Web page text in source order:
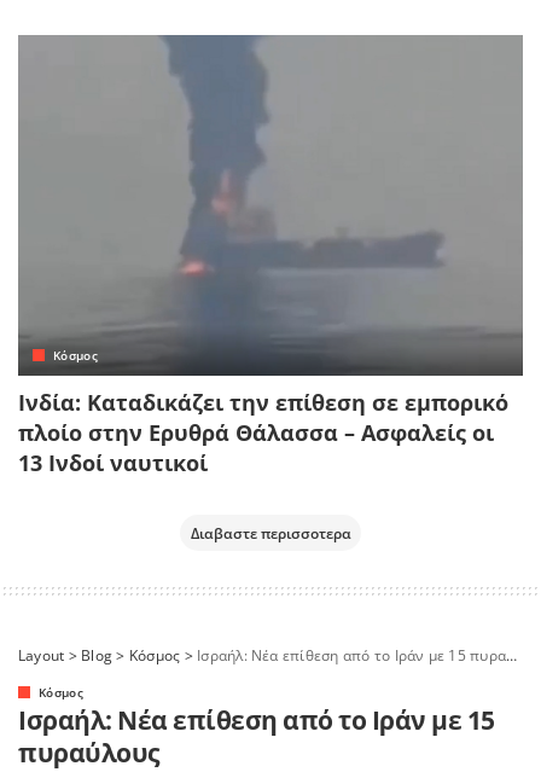
Κόσμος
Ινδία: Καταδικάζει την επίθεση σε εμπορικό
πλοίο στην Ερυθρά Θάλασσα – Ασφαλείς οι
13 Ινδοί ναυτικοί
Διαβαστε περισσοτερα
Layout > Blog> Κόσμος > Ισραήλ: Νέα επίθεση από το Ιράν με 15 πυραύλους
Κόσμος
Ισραήλ: Νέα επίθεση από το Ιράν με 15
πυραύλους